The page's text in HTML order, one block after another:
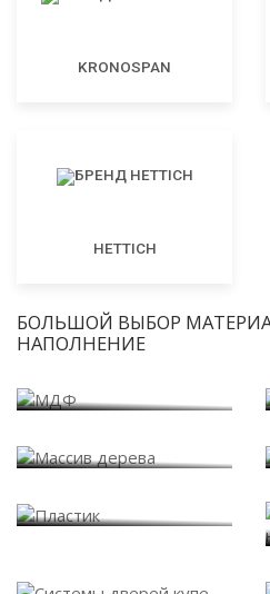
KRONOSPAN
HETTICH
БОЛЬШОЙ ВЫБОР
НАПОЛНЕНИЕ